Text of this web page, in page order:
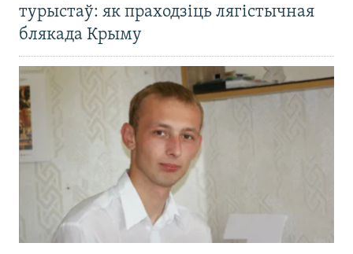
турыстаў: як праходзіць лягістычная
блякада Крыму